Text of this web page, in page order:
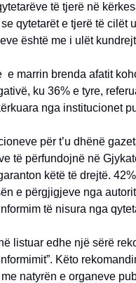
të tjerë në
qytetarët e tjerë të cilët
është me i ulët
e marrin brenda afatit
ku 36% e tyre,
nga institucionet
për t’u dhënë
të përfundojnë në
këtë të drejtë.
e përgjigjeve nga
të nisura nga
listuar edhe një sërë
Këto
natyrën e organeve